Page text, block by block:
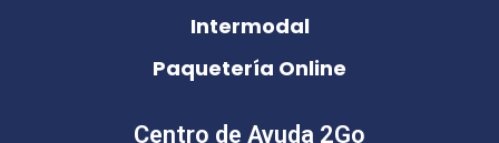
Intermodal
Paquetería Online
Centro de Ayuda 2Go